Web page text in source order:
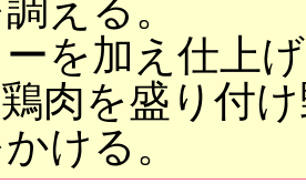
える。
を加え仕上
肉を盛り付
ける。